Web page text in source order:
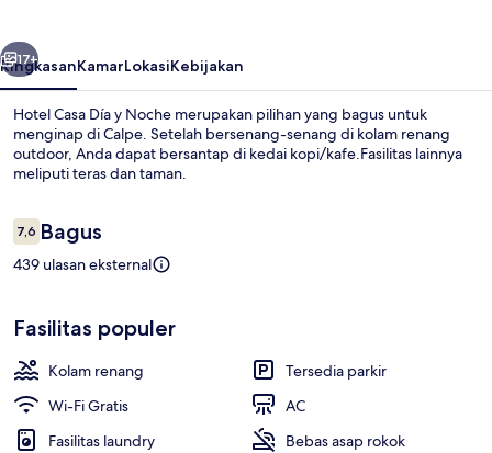
Berikutnya
17+
RingkasanKamarLokasiKebijakan
Hotel Casa Día y Noche merupakan pilihan yang bagus untuk
menginap di Calpe. Setelah bersenang-senang di kolam renang
outdoor, Anda dapat bersantap di kedai kopi/kafe.Fasilitas lainnya
meliputi teras dan taman.
Ulasan
7,67,6 dari 10
Bagus
439 ulasan eksternal
Fasilitas populer
Kolam renang
Tersedia parkir
Wi-Fi Gratis
AC
Fasilitas laundry
Bebas asap rokok